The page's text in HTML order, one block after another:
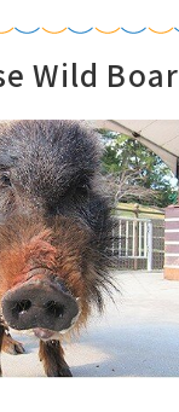
Wild Boar